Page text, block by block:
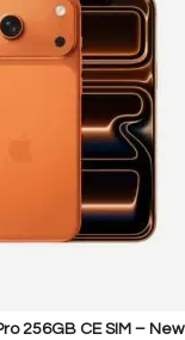
256GB CE SIM – New